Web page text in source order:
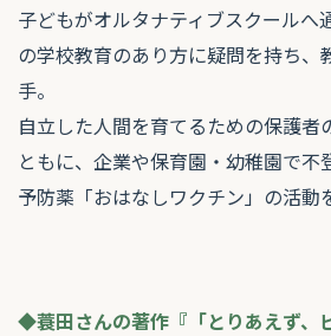
子どもがオルタナティブスクールへ
の学校教育のあり方に疑問を持ち、
手。
自立した人間を育てるための保護者
ともに、企業や保育園・幼稚園で不
予防薬「おはなしワクチン」の活動
◆蓑田さんの著作『「とりあえず、